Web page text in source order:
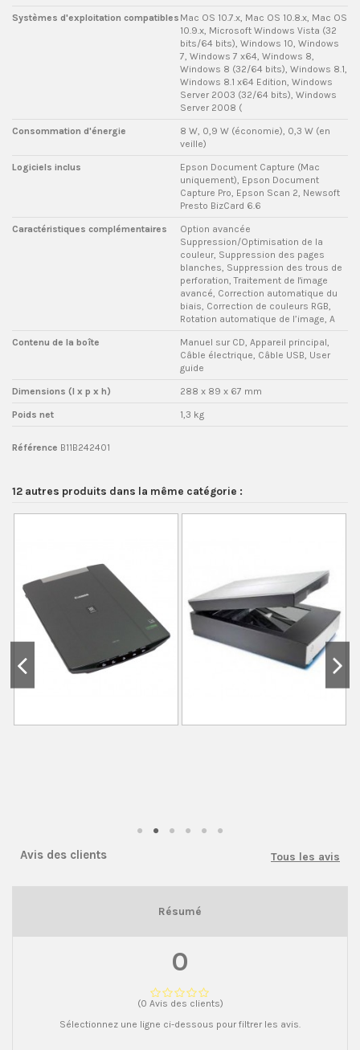
Systèmes d'exploitation compatibles Mac OS 10.7.x, Mac OS 10.8.x, Mac OS
10.9.x, Microsoft Windows Vista (32
bits/64 bits), Windows 10, Windows
7, Windows 7 x64, Windows 8,
Windows 8 (32/64 bits), Windows 8.1,
Windows 8.1 x64 Edition, Windows
Server 2003 (32/64 bits), Windows
Server 2008 (
Consommation d'énergie
8 W, 0,9 W (économie), 0,3 W (en
veille)
Logiciels inclus
Epson Document Capture (Mac
uniquement), Epson Document
Capture Pro, Epson Scan 2, Newsoft
Presto BizCard 6.6
Caractéristiques complémentaires
Option avancée
Suppression/Optimisation de la
couleur, Suppression des pages
blanches, Suppression des trous de
perforation, Traitement de l'image
avancé, Correction automatique du
biais, Correction de couleurs RGB,
Rotation automatique de l’image, A
Contenu de la boîte
Manuel sur CD, Appareil principal,
Câble électrique, Câble USB, User
guide
Dimensions (l x p x h) 288‎ x 89 x 67 mm
Poids net 1,3 kg
Référence B11B242401
12 autres produits dans la même catégorie :
Avis des clients Tous les avis
Résumé
0
(0 Avis des clients)
Sélectionnez une ligne ci-dessous pour filtrer les avis.